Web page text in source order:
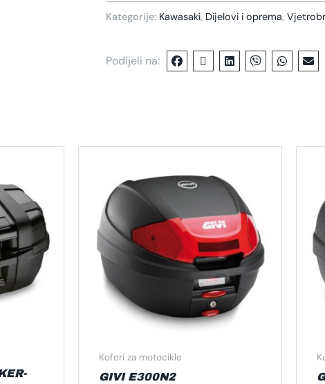
Kategorije: Kawasaki, Dijelovi i oprema,
Podijeli na:
Koferi za motocikle
GIVI E300N2